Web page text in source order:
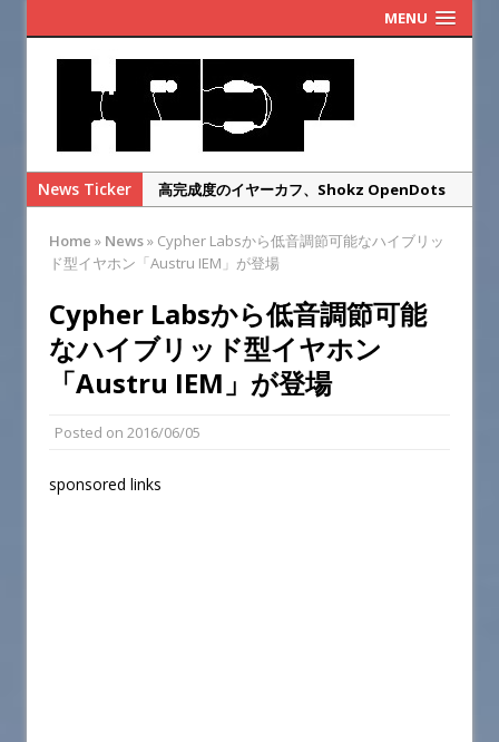
MENU
News Ticker
高完成度のイヤーカフ、Shokz OpenDots
まだ改善の余地あり！KOSS Porta Pro
ゲオのレトロヘッドホンを本家ポタプロと比
較レビュー・・・するまでもなかった
SENNHEISER IE900の偽物を本物と徹底比較
華やかな高域と総合満足度◎SENNHEISER
Home » News» Cypher Labsから低音調節可能なハイブリッ
ド型イヤホン「Austru IEM」が登場
Cypher Labsから低音調節可能
なハイブリッド型イヤホン
「Austru IEM」が登場
Posted on 2016/06/05
sponsored links